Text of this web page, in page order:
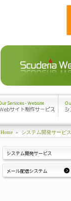
Home » システム開発サービス